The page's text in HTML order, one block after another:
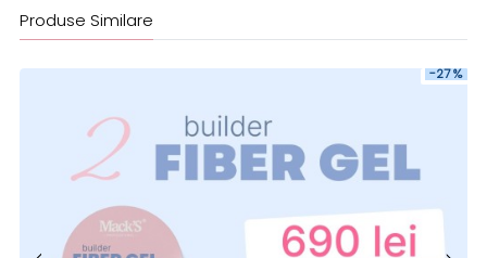
Produse Similare
-27 %